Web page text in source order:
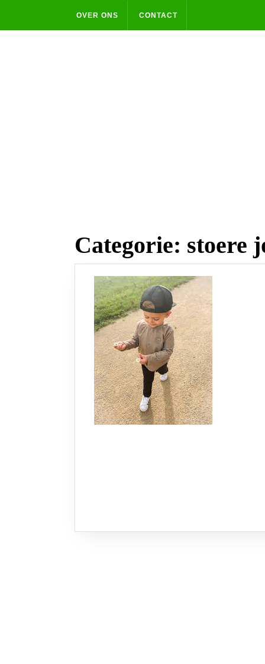
content
OVER ONS CONTACT
Categorie: stoere